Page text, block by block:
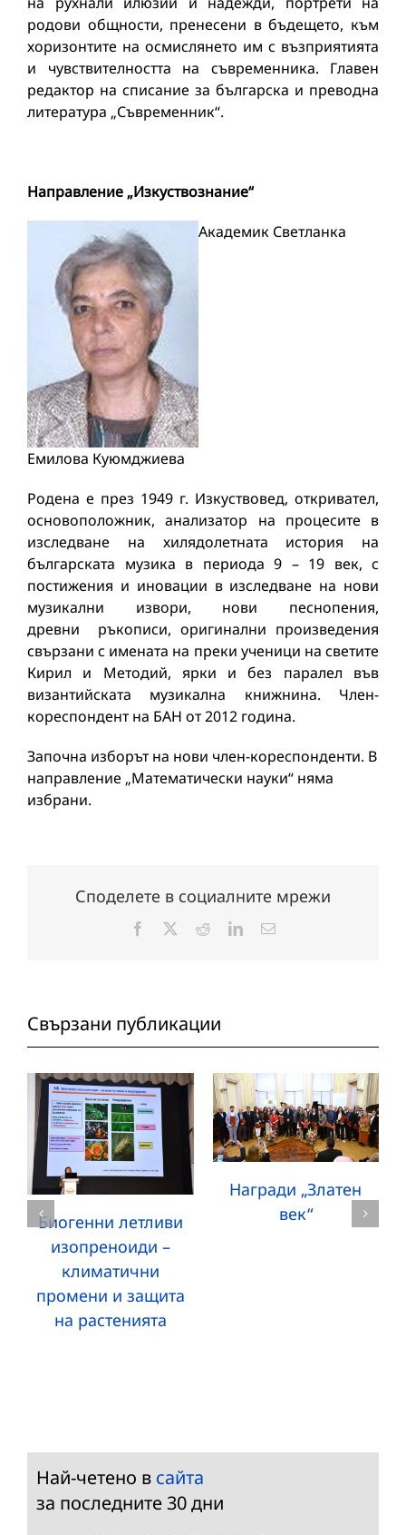
родови общности, пренесени в бъдещето, към
хоризонтите на осмислянето им с възприятията
и чувствителността на съвременника. Главен
редактор на списание за българска и преводна
литература „Съвременник“.
Направление „Изкуствознание“
Академик Светланка
Емилова Куюмджиева
Родена е през 1949 г. Изкуствовед, откривател,
основоположник, анализатор на процесите в
изследване на хилядолетната история на
българската музика в периода 9 – 19 век, с
постижения и иновации в изследване на нови
музикални извори, нови песнопения,
древни ръкописи, оригинални произведения
свързани с имената на преки ученици на светите
Кирил и Методий, ярки и без паралел във
византийската музикална книжнина. Член-
кореспондент на БАН от 2012 година.
Започна изборът на нови член-кореспонденти. В
направление „Математически науки“ няма
избрани.
Споделете в социалните мрежи
Facebook RedditLinkedInЕлектронна
Свързани публикации
Биогенни летливи
изопреноиди –
климатични
промени и защита
на растенията
Награди „Златен
век“
Най-четено в сайта
за последните 30 дни